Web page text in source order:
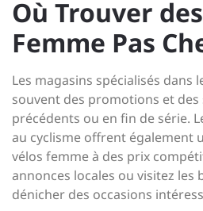
Où Trouver
Femme Pas
Les magasins spécialisés dans
souvent des promotions et des
précédents ou en fin de série.
au cyclisme offrent également
vélos femme à des prix
annonces locales ou visitez les
dénicher des occasions